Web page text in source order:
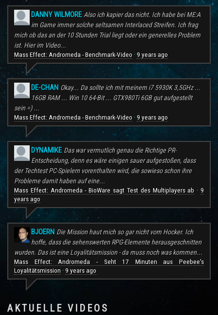
DANNY WILMORE Also ich kapier das nicht. Ich habe bei ME:A
im Game immer solche seltsamen Interlaced Streifen. Ich frag
mich ob das an der 10 Stunden Trial liegt oder ein generelles Problem
ist. Hier im Video...
Mass Effect: Andromeda - Benchmark-Video · 9 years ago
DE-CHAN Okay... Da sollte ich mit meinem i7 5930K 3,5GHz ...
16GB RAM ... Win 10 64-Bit ... GTX980Ti 6GB gut aufgestellt
sein =) ...
Mass Effect: Andromeda - Benchmark-Video · 9 years ago
DYNAMIKE Das war vermutlich genau die Richtige PR-
Entscheidung, denn es wäre einigen sauer aufgestoßen, dass
der Techtest PC-Spielern vorenthalten wird, die sowieso schon ihre
Probleme damit haben auf eine...
Mass Effect: Andromeda - BioWare sagt Test des Multiplayers ab ·9
years ago
BJOERN Die Mission haut mich so gar nicht vom Hocker. Ich
hoffe, dass die sehenswerten RPG-Elemente herausgeschnitten
wurden. Das ist eine Loyalitätsmission - da muss noch was kommen...
Mass Effect: Andromeda - Seht 17 Minuten aus Peebee's
Loyalitätsmission · 9 years ago
AKTUELLE VIDEOS